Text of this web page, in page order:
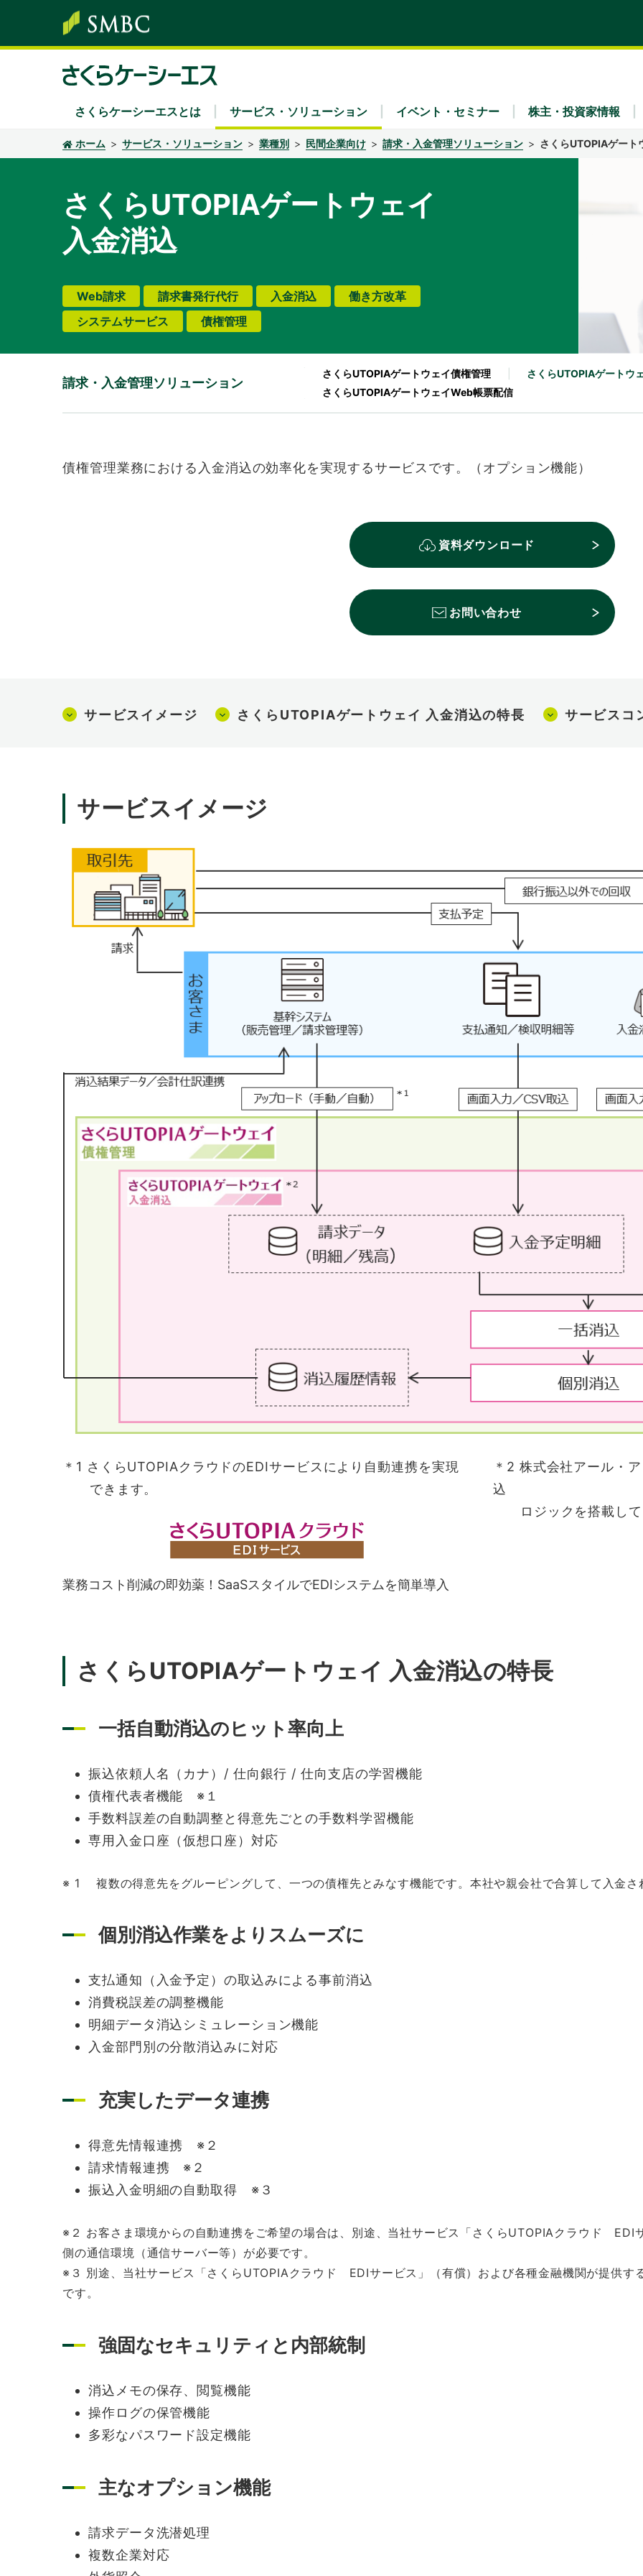
ホーム サービス・ソリューション 業種別 民間企業向け 請求・入金管理ソリューション さくらUTOPIAゲート
さくらUTOPIAゲートウェイ
入金消込
Web請求 請求書発行代行 入金消込
働き方改革
システムサービス
債権管理
請求・入金管理ソリューション
さくらUTOPIAゲートウェイ債権管理
さくらUTOPIAゲートウ
さくらUTOPIAゲートウェイWeb帳票配信
債権管理業務における入金消込の効率化を実現するサービスです。（オプション機能）
資料ダウンロード
お問い合わせ
サービスイメージ さくらUTOPIAゲートウェイ 入金消込の特長 サービスコ
サービスイメージ
＊1 さくらUTOPIAクラウドのEDIサービスにより自動連携を実現
できます。
業務コスト削減の即効薬！SaaSスタイルでEDIシステムを簡単導入
＊2 株式会社アール・
込
ロジックを搭載して
さくらUTOPIAゲートウェイ 入金消込の特長
一括自動消込のヒット率向上
振込依頼人名（カナ）/ 仕向銀行 / 仕向支店の学習機能
債権代表者機能 ※１
手数料誤差の自動調整と得意先ごとの手数料学習機能
専用入金口座（仮想口座）対応
※ 1 複数の得意先をグルーピングして、一つの債権先とみなす機能です。本社や親会社で合算して入金さ
個別消込作業をよりスムーズに
支払通知（入金予定）の取込みによる事前消込
消費税誤差の調整機能
明細データ消込シミュレーション機能
入金部門別の分散消込みに対応
充実したデータ連携
得意先情報連携 ※２
請求情報連携 ※２
振込入金明細の自動取得 ※３
※２ お客さま環境からの自動連携をご希望の場合は、別途、当社サービス「さくらUTOPIAクラウド EDI
側の通信環境（通信サーバー等）が必要です。
※３ 別途、当社サービス「さくらUTOPIAクラウド EDIサービス」（有償）および各種金融機関が提供す
です。
強固なセキュリティと内部統制
消込メモの保存、閲覧機能
操作ログの保管機能
多彩なパスワード設定機能
主なオプション機能
請求データ洗潜処理
複数企業対応
さくらケーシーエスとは
ソリューション領域 Secu x Fra
キーワード別
サービス・ソリューション イベント・セミナー
経営方針・中期経営計画 業績・財務（連結）
IRカレンダー
株主・投資家情報
さくらケーシーエスグループのサステナビリティ
環境
社長あいさつ 経営理念
組織
新卒採用 キャリア採用